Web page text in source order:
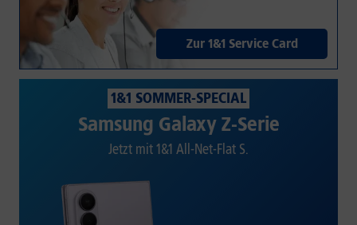
Zur 1&1 Service Card
1&1 SOMMER-SPECIAL
Samsung Galaxy Z-Serie
Jetzt mit 1&1 All-Net-Flat S.